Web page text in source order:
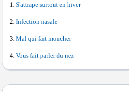
S'attrape surtout en hiver
Infection nasale
Mal qui fait moucher
Vous fait parler du nez